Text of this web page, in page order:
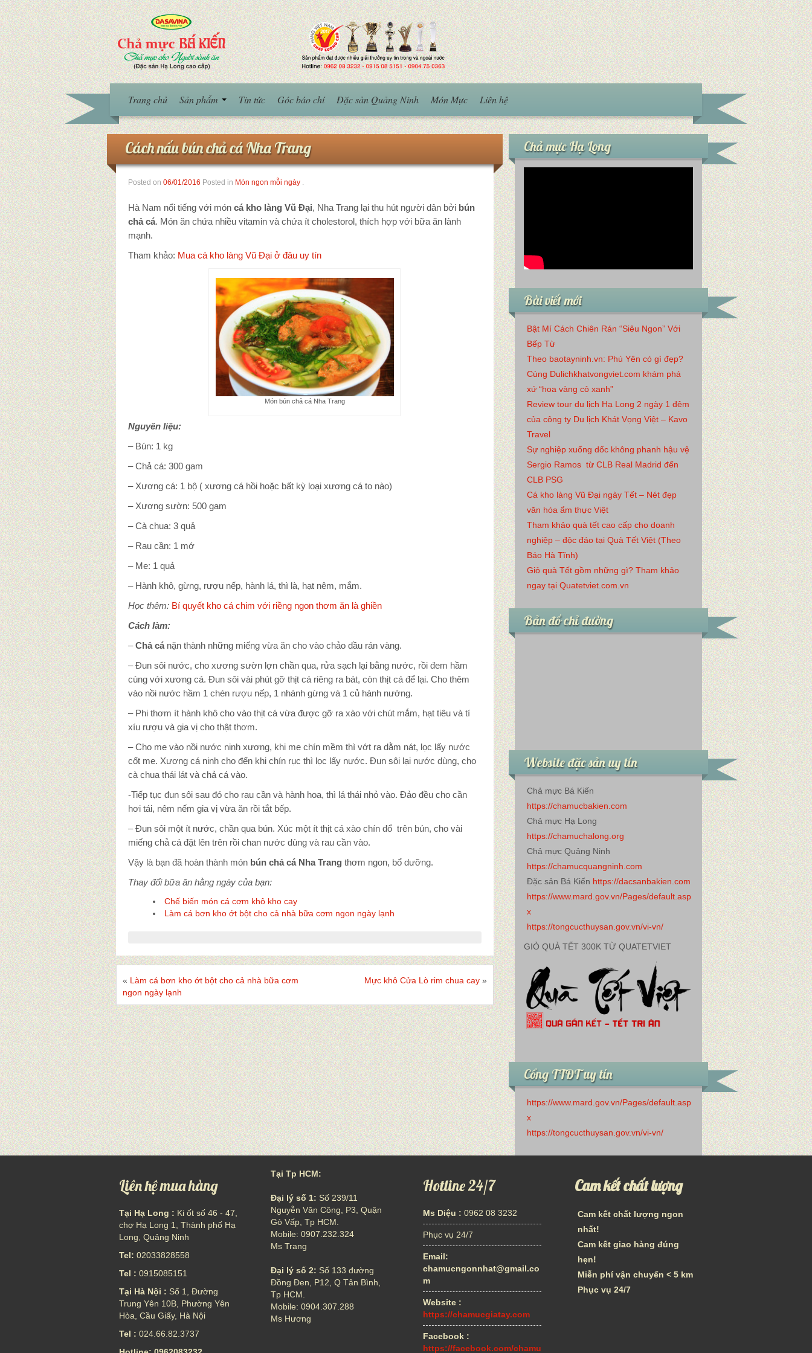
Trang chủ Sản phẩm Tin tức Góc báo chí Đặc sản Quảng Ninh Món Mực Liên hệ
Cách nấu bún chả cá Nha Trang
Posted on 06/01/2016 Posted in Món ngon mỗi ngày
Hà Nam nổi tiếng với món cá kho làng Vũ Đại, Nha Trang lại thu hút người dân bởi bún
chả cá. Món ăn chứa nhiều vitamin và chứa ít cholestorol, thích hợp với bữa ăn lành
mạnh.
Tham khảo: Mua cá kho làng Vũ Đại ở đâu uy tín
Món bún chả cá Nha Trang
Nguyên liệu:
– Bún: 1 kg
– Chả cá: 300 gam
– Xương cá: 1 bộ ( xương cá hồi hoặc bất kỳ loại xương cá to nào)
– Xương sườn: 500 gam
– Cà chua: 3 quả
– Rau cần: 1 mớ
– Me: 1 quả
– Hành khô, gừng, rượu nếp, hành lá, thì là, hạt nêm, mắm.
Học thêm: Bí quyết kho cá chim với riềng ngon thơm ăn là ghiền
Cách làm:
–Chả cá nặn thành những miếng vừa ăn cho vào chảo dầu rán vàng.
– Đun sôi nước, cho xương sườn lợn chần qua, rửa sạch lại bằng nước, rồi đem hầm
cùng với xương cá. Đun sôi vài phút gỡ thịt cá riêng ra bát, còn thịt cá để lại. Cho thêm
vào nồi nước hầm 1 chén rượu nếp, 1 nhánh gừng và 1 củ hành nướng.
– Phi thơm ít hành khô cho vào thịt cá vừa được gỡ ra xào với chút mắm, hạt tiêu và tí
xíu rượu và gia vị cho thật thơm.
– Cho me vào nồi nước ninh xương, khi me chín mềm thì vớt ra dằm nát, lọc lấy nước
cốt me. Xương cá ninh cho đến khi chín rục thì lọc lấy nước. Đun sôi lại nước dùng, cho
cà chua thái lát và chả cá vào.
-Tiếp tục đun sôi sau đó cho rau cần và hành hoa, thì lá thái nhỏ vào. Đảo đều cho cần
hơi tái, nêm nếm gia vị vừa ăn rồi tắt bếp.
– Đun sôi một ít nước, chần qua bún. Xúc một ít thịt cá xào chín đổ trên bún, cho vài
miếng chả cá đặt lên trên rồi chan nước dùng và rau cần vào.
Vậy là bạn đã hoàn thành món bún chả cá Nha Trang thơm ngon, bổ dưỡng.
Thay đổi bữa ăn hằng ngày của bạn:
Chế biến món cá cơm khô kho cay
Làm cá bơn kho ớt bột cho cả nhà bữa cơm ngon ngày lạnh
« Làm cá bơn kho ớt bột cho cả nhà bữa cơm
ngon ngày lạnh
Mực khô Cửa Lò rim chua cay»
Chả mực Hạ Long
Bài viết mới
Bật Mí Cách Chiên Rán “Siêu Ngon” Với
Bếp Từ
Theo baotayninh.vn: Phú Yên có gì đẹp?
Cùng Dulichkhatvongviet.com khám phá
xứ “hoa vàng cỏ xanh”
Review tour du lịch Hạ Long 2 ngày 1 đêm
của công ty Du lịch Khát Vọng Việt – Kavo
Travel
Sự nghiệp xuống dốc không phanh hậu vệ
Sergio Ramos từ CLB Real Madrid đến
CLB PSG
Cá kho làng Vũ Đại ngày Tết – Nét đẹp
văn hóa ẩm thực Việt
Tham khảo quà tết cao cấp cho doanh
nghiệp – độc đáo tại Quà Tết Việt (Theo
Báo Hà Tĩnh)
Giỏ quà Tết gồm những gì? Tham khảo
ngay tại Quatetviet.com.vn
Bản đồ chỉ đường
Website đặc sản uy tín
Chả mực Bá Kiến
https://chamucbakien.com
Chả mực Hạ Long
https://chamuchalong.org
Chả mực Quảng Ninh
https://chamucquangninh.com
Đặc sản Bá Kiến https://dacsanbakien.com
https://www.mard.gov.vn/Pages/default.asp
x
https://tongcucthuysan.gov.vn/vi-vn/
GIỎ QUÀ TẾT 300K TỪ QUATETVIET
Cổng TTĐT uy tín
https://www.mard.gov.vn/Pages/default.asp
x
https://tongcucthuysan.gov.vn/vi-vn/
Liên hệ mua hàng
Tại Hạ Long : Ki ốt số 46 - 47,
chợ Hạ Long 1, Thành phố Hạ
Long, Quảng Ninh
Tel: 02033828558
Tel : 0915085151
Tại Hà Nội : Số 1, Đường
Trung Yên 10B, Phường Yên
Hòa, Cầu Giấy, Hà Nội
Tel : 024.66.82.3737
Tại Tp HCM:
Đại lý số 1: Số 239/11
Nguyễn Văn Công, P3, Quận
Gò Vấp, Tp HCM.
Mobile: 0907.232.324
Ms Trang
Đại lý số 2: Số 133 đường
Đồng Đen, P12, Q Tân Bình,
Tp HCM.
Mobile: 0904.307.288
Ms Hương
Hotline 24/7
Ms Diệu : 0962 08 3232
Phục vụ 24/7
Email:
chamucngonnhat@gmail.co
m
Website :
https://chamucgiatay.com
Facebook :
https://facebook.com/chamu
Cam kết chất lượng
Cam kết chất lượng ngon
nhất!
Cam kết giao hàng đúng
hẹn!
Miễn phí vận chuyển < 5 km
Phục vụ 24/7